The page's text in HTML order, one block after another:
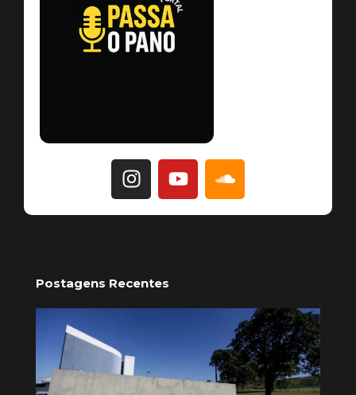
Postagens Recentes